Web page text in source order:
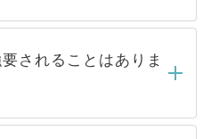
日以内にはご連絡をせて
しばらくお待ちくださ
で取り扱っている求人の
サイトからご覧いただ
」です。非公開求人は
、一般には公開してい
されることはありま
ることは一切ありませ